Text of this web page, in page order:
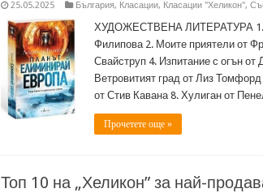
25.05.2025 България, Класации, Класации "Хеликон",
ХУДОЖЕСТВЕНА ЛИТЕРАТУРА 1.
Филипова 2. Моите приятели от
Свайструп 4. Изпитание с огън
Ветровитият град от Лиз
от Стив Кавана 8. Хулиган от
Прочетете още »
Топ 10 на „Хеликон” за най-